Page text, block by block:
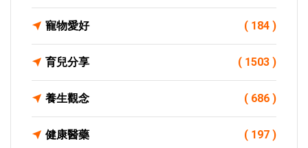
寵物愛好 ( 184 )
育兒分享 ( 1503 )
養生觀念 ( 686 )
健康醫藥 ( 197 )